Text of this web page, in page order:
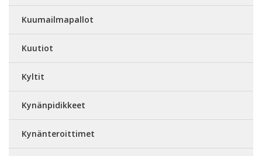
Kuumailmapallot
Kuutiot
Kyltit
Kynänpidikkeet
Kynänteroittimet